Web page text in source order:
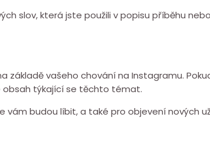
slov, která jste použili v popisu příběhu
základě vašeho chování na Instagramu.
obsah týkající se těchto témat.
vám budou líbit, a také pro objevení nových